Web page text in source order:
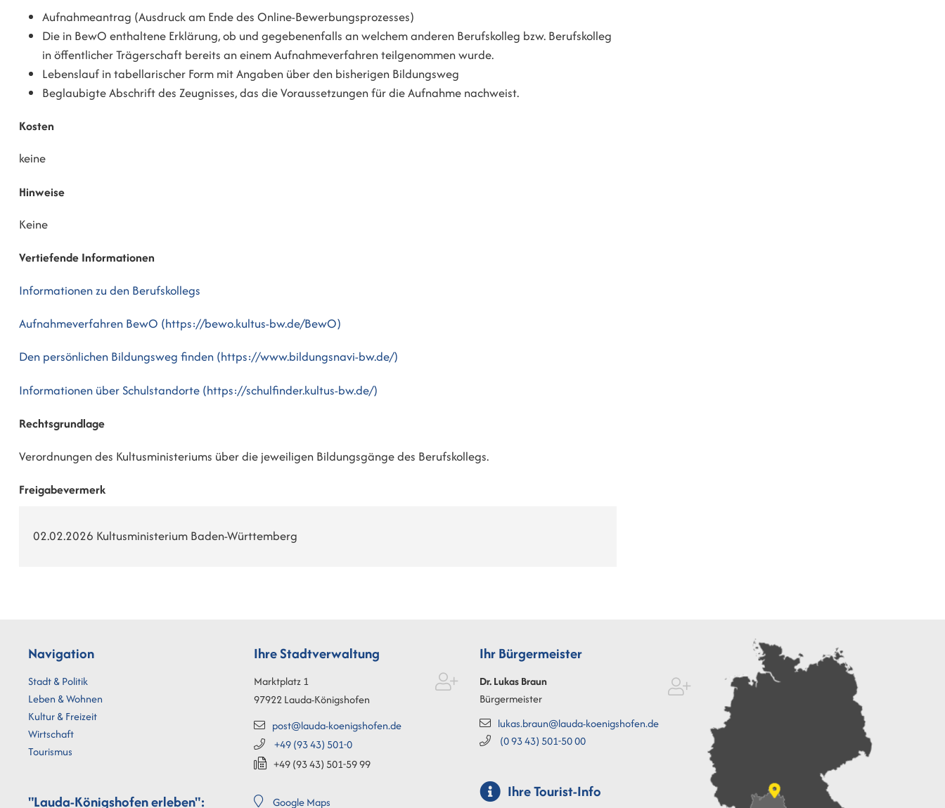
Aufnahmeantrag (Ausdruck am Ende des Online-Bewerbungsprozesses)
Die in BewO enthaltene Erklärung, ob und gegebenenfalls an welchem anderen Berufskolleg bzw. Berufskolleg
in öffentlicher Trägerschaft bereits an einem Aufnahmeverfahren teilgenommen wurde.
Lebenslauf in tabellarischer Form mit Angaben über den bisherigen Bildungsweg
Beglaubigte Abschrift des Zeugnisses, das die Voraussetzungen für die Aufnahme nachweist.
Kosten
keine
Hinweise
Keine
Vertiefende Informationen
Informationen zu den Berufskollegs
Aufnahmeverfahren BewO (https://bewo.kultus-bw.de/BewO)
Den persönlichen Bildungsweg finden (https://www.bildungsnavi-bw.de/)
Informationen über Schulstandorte (https://schulfinder.kultus-bw.de/)
Rechtsgrundlage
Verordnungen des Kultusministeriums über die jeweiligen Bildungsgänge des Berufskollegs.
Freigabevermerk
02.02.2026 Kultusministerium Baden-Württemberg
Navigation
Stadt & Politik
Leben & Wohnen
Kultur & Freizeit
Wirtschaft
Tourismus
"Lauda-Königshofen erleben":
Ihre Stadtverwaltung
Marktplatz 1
97922Lauda-Königshofen
post@lauda-koenigshofen.de
+49 (9343) 501-0
+49 (9343) 501-5999
Google Maps
Ihr Bürgermeister
Dr. LukasBraun
Bürgermeister
lukas.braun@lauda-koenigshofen.de
(09343) 501-5000
Ihre Tourist-Info